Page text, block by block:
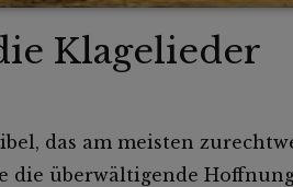
Klagelieder
das am meisten
überwältigende